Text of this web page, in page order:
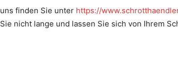
finden Sie unter https://
nicht lange und lassen Sie sich von Ihrem